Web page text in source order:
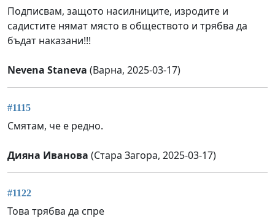
Подписвам, защото насилниците, изродите и
садистите нямат място в обществото и трябва да
бъдат наказани!!!
Nevena Staneva (Варна, 2025-03-17)
#1115
Смятам, че е редно.
Дияна Иванова (Стара Загора, 2025-03-17)
#1122
Това трябва да спре